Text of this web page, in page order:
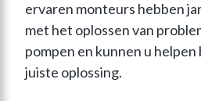
ervaren monteurs hebben
met het oplossen van
pompen en kunnen u helpen
juiste oplossing.